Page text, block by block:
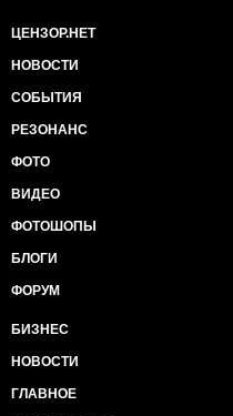
ЦЕНЗОР.НЕТ
НОВОСТИ
СОБЫТИЯ
РЕЗОНАНС
ФОТО
ВИДЕО
ФОТОШОПЫ
БЛОГИ
ФОРУМ
БИЗНЕС
НОВОСТИ
ГЛАВНОЕ